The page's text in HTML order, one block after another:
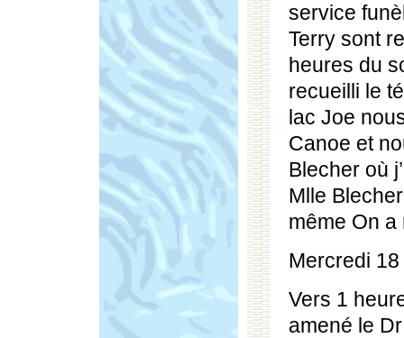
service
Terry sont
heures du
recueilli le
lac Joe
Canoe et
Blecher où
Mlle
même On
Mercredi 18
Vers 1
amené le